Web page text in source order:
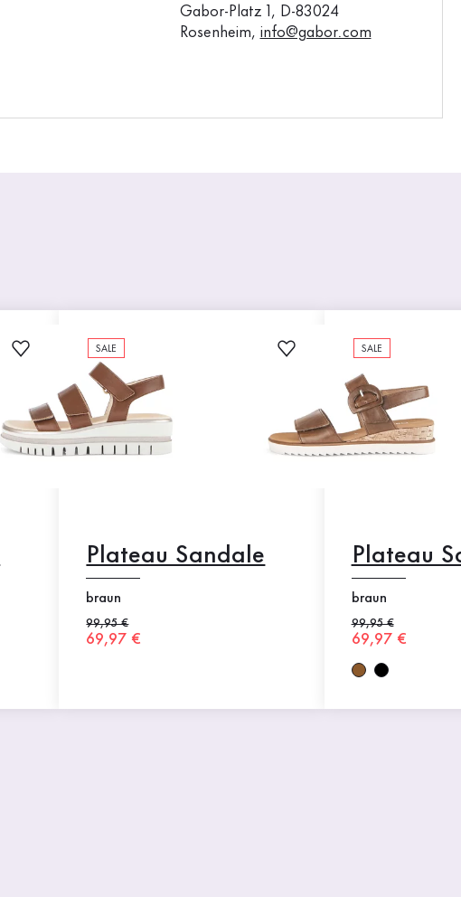
Gabor-Platz 1, D-83024
Rosenheim, info@gabor.com
SALE
Plateau Sandale
braun
Alter Preis
99,95 €
Neuer Preis
69,97 €
SALE
Plateau
braun
Alter Preis
99,95 €
Neuer Preis
69,97 €